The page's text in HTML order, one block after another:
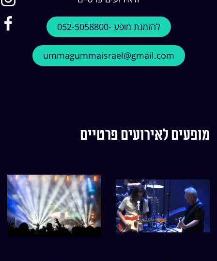
להזמנת מופע -052-5058800
ummagummaisrael@gmail.com
מופעים לאירועים פרטיים